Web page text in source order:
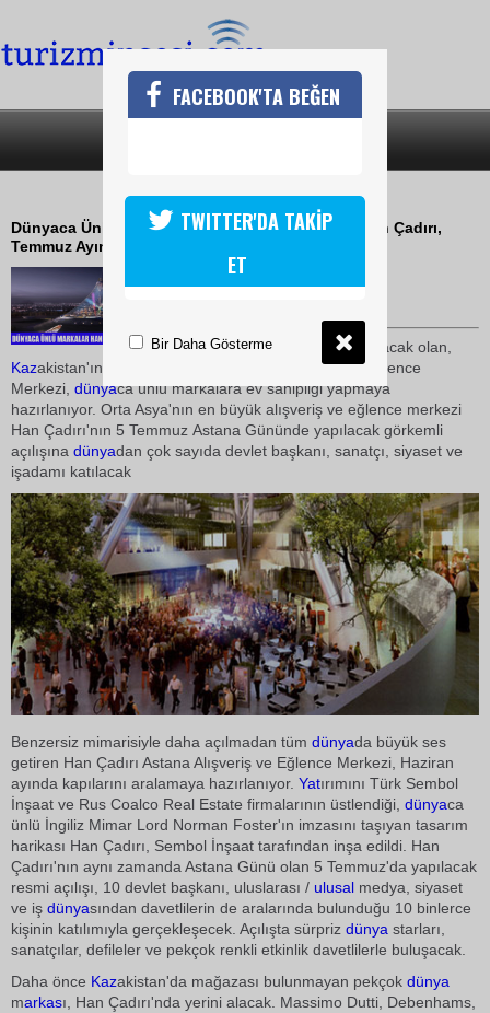
HAN ÇADIRI AÇILIYOR
Dünyaca Ünlü Markaların Yeni Buluşma Adresi Han Çadırı,
Temmuz Ayında Açılıyor
29 Nisan 2010 / 17:14
Haziran ayında kapılarını açacak olan,
Kazakistan'ın yeni sembolü Han Çadırı Alışveriş ve Eğlence
Merkezi, dünyaca ünlü markalara ev sahipliği yapmaya
hazırlanıyor. Orta Asya'nın en büyük alışveriş ve eğlence merkezi
Han Çadırı'nın 5 Temmuz Astana Gününde yapılacak görkemli
açılışına dünyadan çok sayıda devlet başkanı, sanatçı, siyaset ve
işadamı katılacak
Benzersiz mimarisiyle daha açılmadan tüm dünyada büyük ses
getiren Han Çadırı Astana Alışveriş ve Eğlence Merkezi, Haziran
ayında kapılarını aralamaya hazırlanıyor. Yatırımını Türk Sembol
İnşaat ve Rus Coalco Real Estate firmalarının üstlendiği, dünyaca
ünlü İngiliz Mimar Lord Norman Foster'ın imzasını taşıyan tasarım
harikası Han Çadırı, Sembol İnşaat tarafından inşa edildi. Han
Çadırı'nın aynı zamanda Astana Günü olan 5 Temmuz'da yapılacak
resmi açılışı, 10 devlet başkanı, uluslarası / ulusal medya, siyaset
ve iş dünyasından davetlilerin de aralarında bulunduğu 10 binlerce
kişinin katılımıyla gerçekleşecek. Açılışta sürpriz dünya starları,
sanatçılar, defileler ve pekçok renkli etkinlik davetlilerle buluşacak.
Daha önce Kazakistan'da mağazası bulunmayan pekçok dünya
markası, Han Çadırı'nda yerini alacak. Massimo Dutti, Debenhams,
FACEBOOK'TA BEĞEN
TWITTER'DA TAKİP
ET
Bir Daha Gösterme